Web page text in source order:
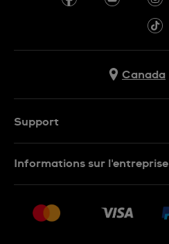
Canada
Support
Conditions De Vente
Informations sur l'entreprise
Nous rejoindre